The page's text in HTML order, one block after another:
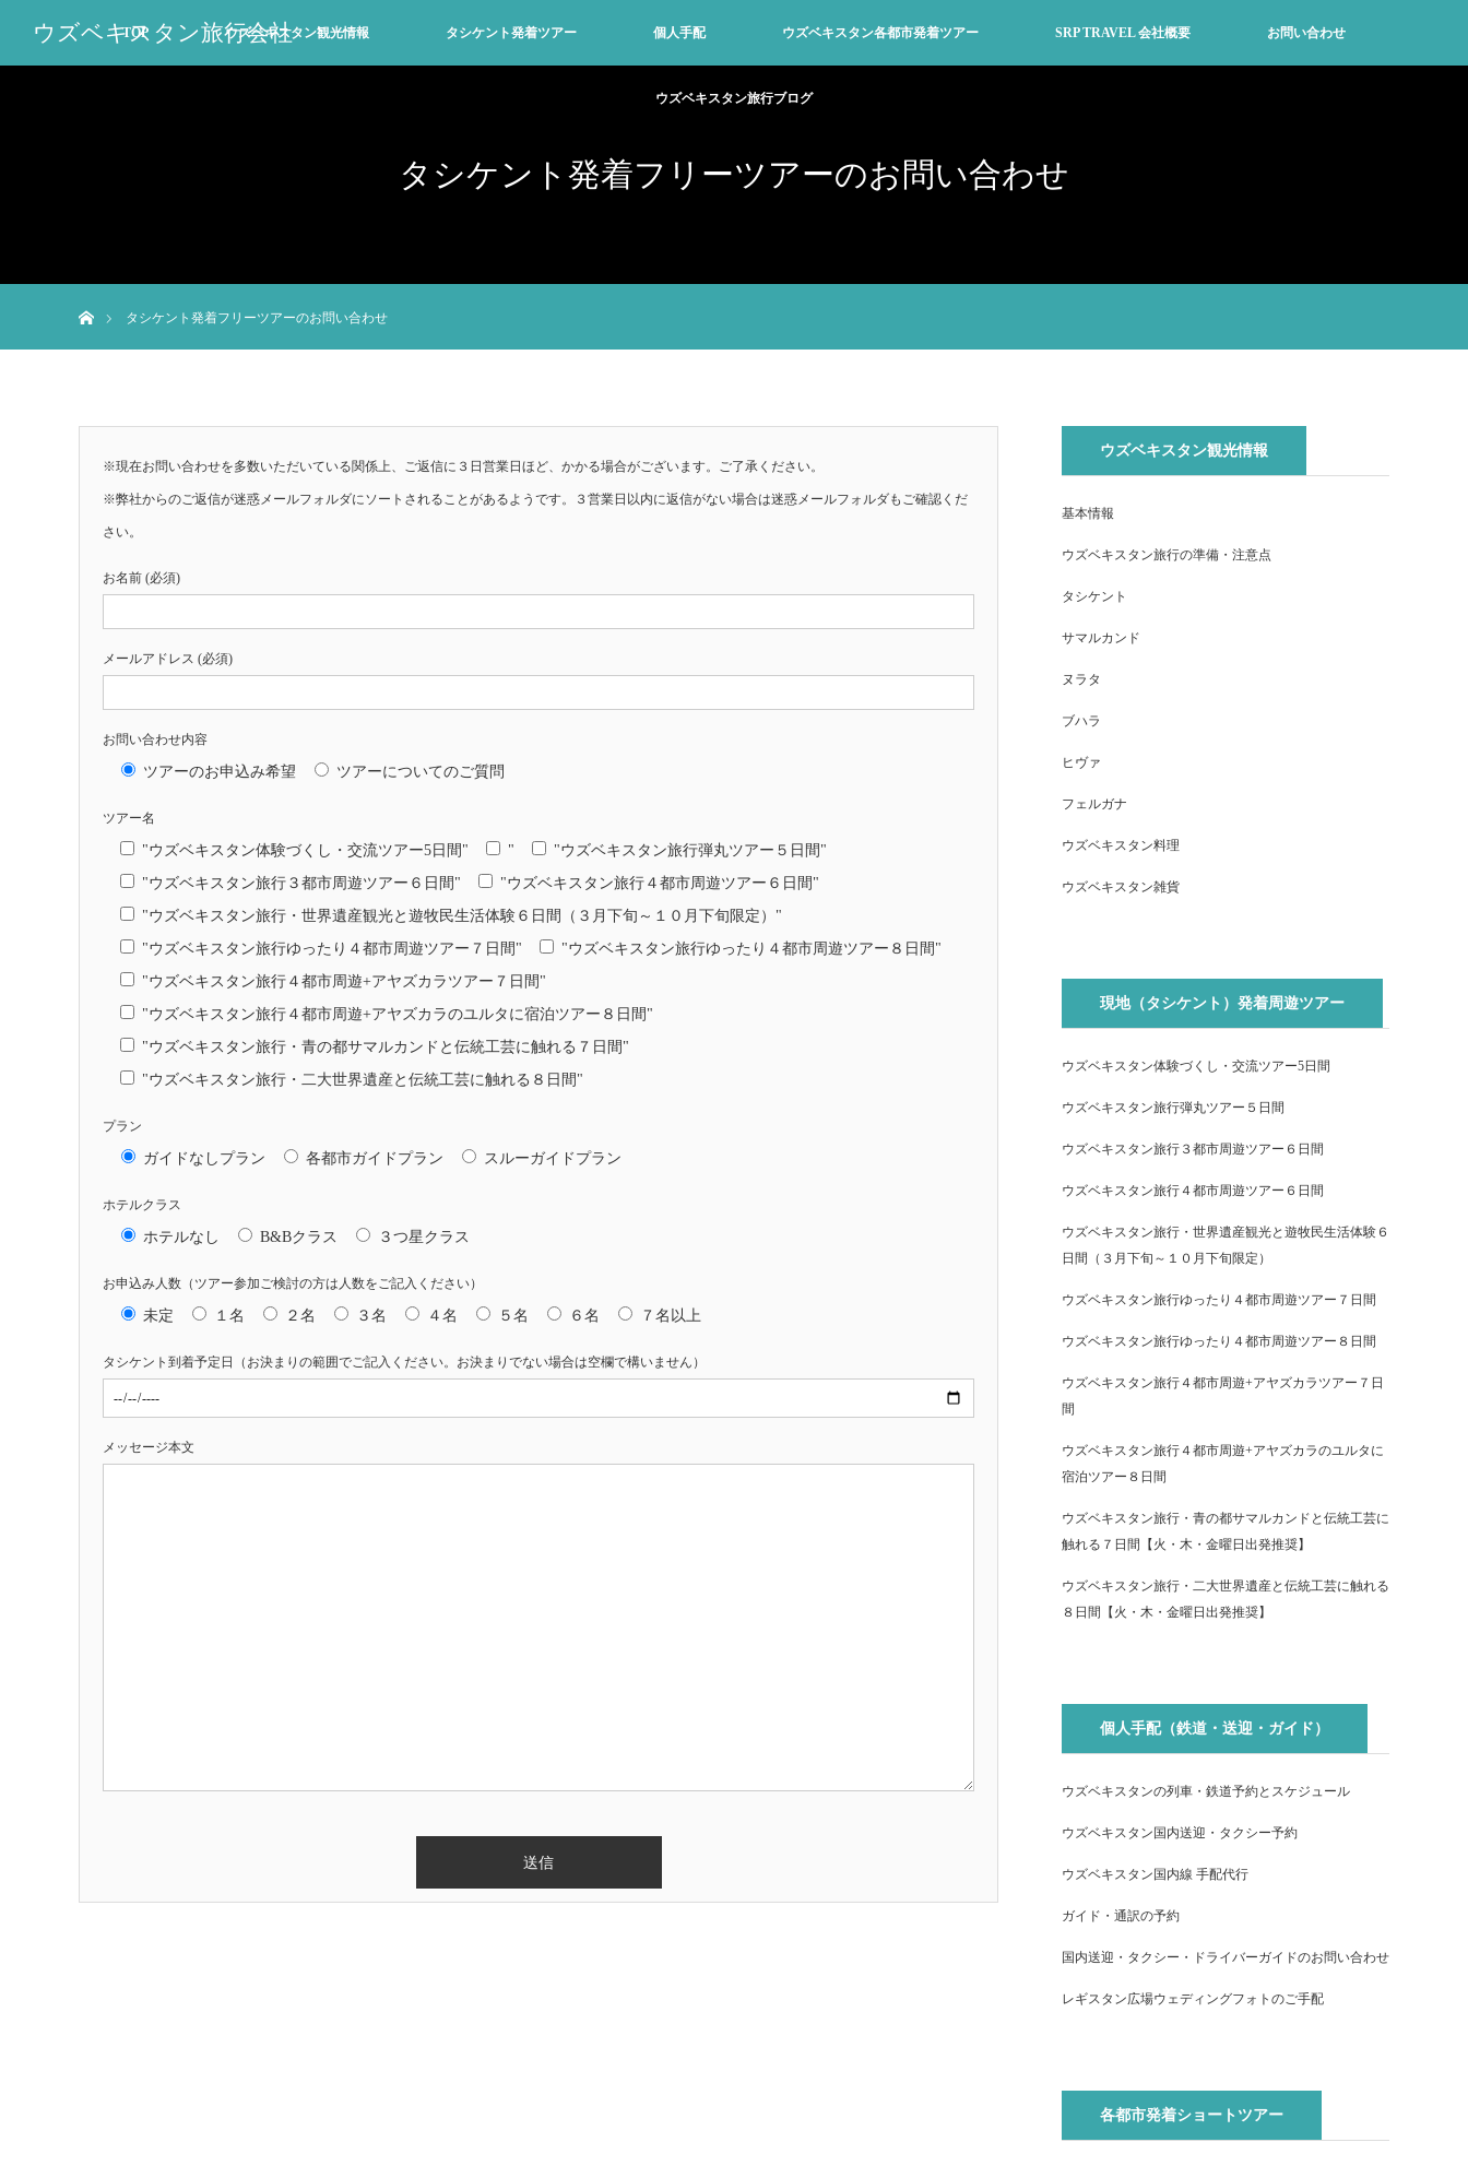
ウズベキスタン旅行会社
TOP ウズベキスタン観光情報 タシケント発着ツアー 個人手配 ウズベキスタン各都市発着ツアー SRP TRAVEL 会社概要 お問い合わせ
ウズベキスタン旅行ブログ
タシケント発着フリーツアーのお問い合わせ
タシケント発着フリーツアーのお問い合わせ
※現在お問い合わせを多数いただいている関係上、ご返信に３日営業日ほど、かかる場合がございます。ご了承ください。
※弊社からのご返信が迷惑メールフォルダにソートされることがあるようです。３営業日以内に返信がない場合は迷惑メールフォルダもご確認くだ
さい。
お名前 (必須)
メールアドレス (必須)
お問い合わせ内容
ツアーのお申込み希望 ツアーについてのご質問
ツアー名
"ウズベキスタン体験づくし・交流ツアー5日間" "
"ウズベキスタン旅行弾丸ツアー５日間"
"ウズベキスタン旅行３都市周遊ツアー６日間"
"ウズベキスタン旅行４都市周遊ツアー６日間"
"ウズベキスタン旅行・世界遺産観光と遊牧民生活体験６日間（３月下旬～１０月下旬限定）"
"ウズベキスタン旅行ゆったり４都市周遊ツアー７日間"
"ウズベキスタン旅行ゆったり４都市周遊ツアー８日間"
"ウズベキスタン旅行４都市周遊+アヤズカラツアー７日間"
"ウズベキスタン旅行４都市周遊+アヤズカラのユルタに宿泊ツアー８日間"
"ウズベキスタン旅行・青の都サマルカンドと伝統工芸に触れる７日間"
"ウズベキスタン旅行・二大世界遺産と伝統工芸に触れる８日間"
プラン
ガイドなしプラン 各都市ガイドプラン スルーガイドプラン
ホテルクラス
ホテルなし B&Bクラス ３つ星クラス
お申込み人数（ツアー参加ご検討の方は人数をご記入ください）
未定 １名 ２名 ３名 ４名 ５名 ６名 ７名以上
タシケント到着予定日（お決まりの範囲でご記入ください。お決まりでない場合は空欄で構いません）
メッセージ本文
ウズベキスタン観光情報
基本情報
ウズベキスタン旅行の準備・注意点
タシケント
サマルカンド
ヌラタ
ブハラ
ヒヴァ
フェルガナ
ウズベキスタン料理
ウズベキスタン雑貨
現地（タシケント）発着周遊ツアー
ウズベキスタン体験づくし・交流ツアー5日間
ウズベキスタン旅行弾丸ツアー５日間
ウズベキスタン旅行３都市周遊ツアー６日間
ウズベキスタン旅行４都市周遊ツアー６日間
ウズベキスタン旅行・世界遺産観光と遊牧民生活体験６
日間（３月下旬～１０月下旬限定）
ウズベキスタン旅行ゆったり４都市周遊ツアー７日間
ウズベキスタン旅行ゆったり４都市周遊ツアー８日間
ウズベキスタン旅行４都市周遊+アヤズカラツアー７日
間
ウズベキスタン旅行４都市周遊+アヤズカラのユルタに
宿泊ツアー８日間
ウズベキスタン旅行・青の都サマルカンドと伝統工芸に
触れる７日間【火・木・金曜日出発推奨】
ウズベキスタン旅行・二大世界遺産と伝統工芸に触れる
８日間【火・木・金曜日出発推奨】
個人手配（鉄道・送迎・ガイド）
ウズベキスタンの列車・鉄道予約とスケジュール
ウズベキスタン国内送迎・タクシー予約
ウズベキスタン国内線 手配代行
ガイド・通訳の予約
国内送迎・タクシー・ドライバーガイドのお問い合わせ
レギスタン広場ウェディングフォトのご手配
各都市発着ショートツアー